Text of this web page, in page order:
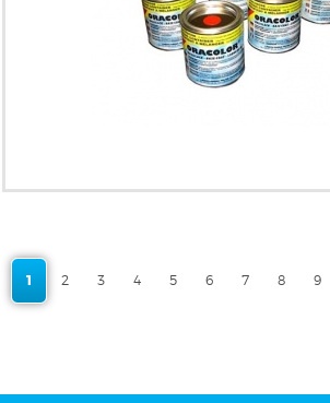
1 2 3 4 5 6 7 8 9